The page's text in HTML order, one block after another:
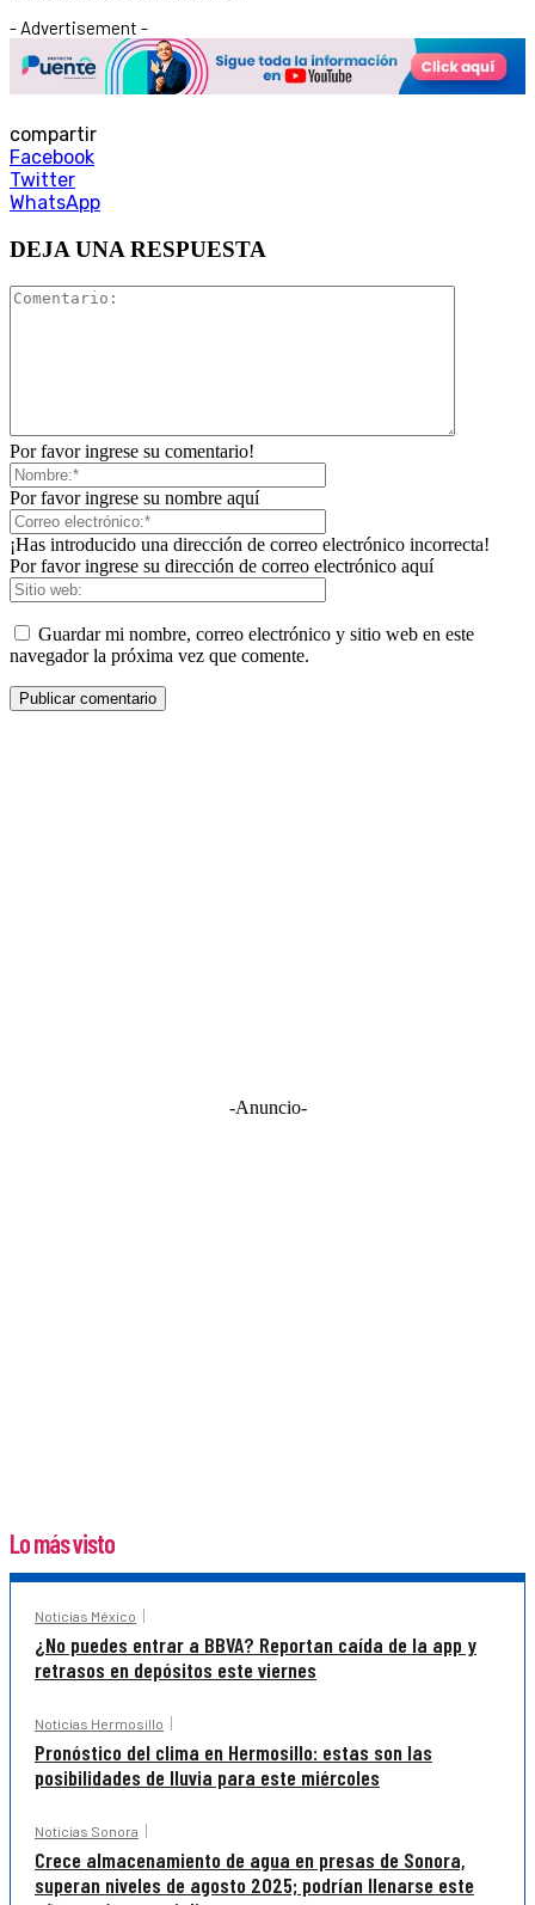
- Advertisement -
compartir
Facebook
Twitter
WhatsApp
DEJA UNA RESPUESTA
Por favor ingrese su comentario!
Por favor ingrese su nombre aquí
¡Has introducido una dirección de correo electrónico incorrecta!
Por favor ingrese su dirección de correo electrónico aquí
Guardar mi nombre, correo electrónico y sitio web en este
navegador la próxima vez que comente.
-Anuncio-
Lo más visto
Noticias México
¿No puedes entrar a BBVA? Reportan caída de la app y
retrasos en depósitos este viernes
Noticias Hermosillo
Pronóstico del clima en Hermosillo: estas son las
posibilidades de lluvia para este miércoles
Noticias Sonora
Crece almacenamiento de agua en presas de Sonora,
superan niveles de agosto 2025; podrían llenarse este